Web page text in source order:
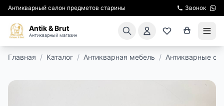
Антикварный салон предметов старины Звонок
Antik & Brut
Антикварный магазин
Главная / Каталог / Антикварная мебель / Антикварные